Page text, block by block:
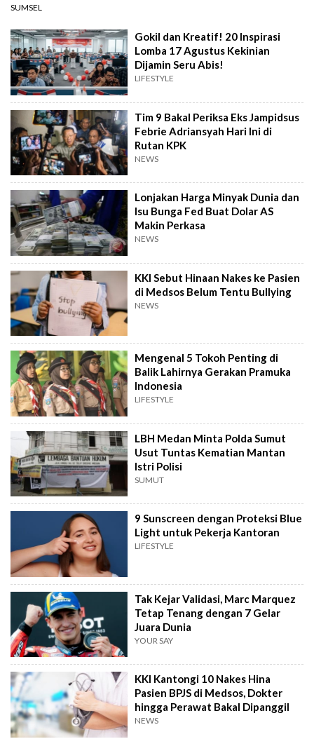
SUMSEL
Gokil dan Kreatif! 20 Inspirasi
Lomba 17 Agustus Kekinian
Dijamin Seru Abis!
LIFESTYLE
Tim 9 Bakal Periksa Eks Jampidsus
Febrie Adriansyah Hari Ini di
Rutan KPK
NEWS
Lonjakan Harga Minyak Dunia dan
Isu Bunga Fed Buat Dolar AS
Makin Perkasa
NEWS
KKI Sebut Hinaan Nakes ke Pasien
di Medsos Belum Tentu Bullying
NEWS
Mengenal 5 Tokoh Penting di
Balik Lahirnya Gerakan Pramuka
Indonesia
LIFESTYLE
LBH Medan Minta Polda Sumut
Usut Tuntas Kematian Mantan
Istri Polisi
SUMUT
9 Sunscreen dengan Proteksi Blue
Light untuk Pekerja Kantoran
LIFESTYLE
Tak Kejar Validasi, Marc Marquez
Tetap Tenang dengan 7 Gelar
Juara Dunia
YOUR SAY
KKI Kantongi 10 Nakes Hina
Pasien BPJS di Medsos, Dokter
hingga Perawat Bakal Dipanggil
NEWS